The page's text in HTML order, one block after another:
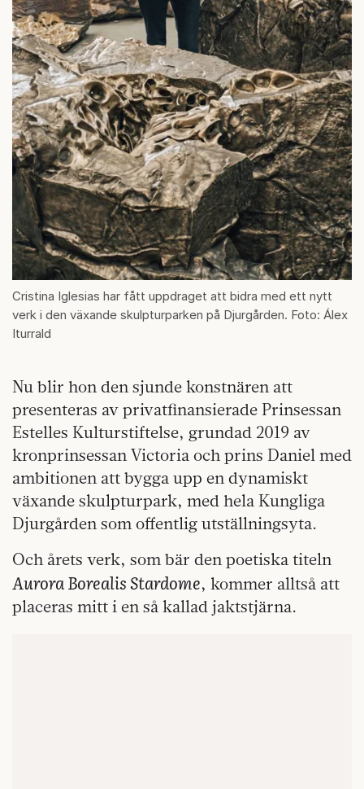
Cristina Iglesias har fått uppdraget att bidra med ett nytt
verk i den växande skulpturparken på Djurgården. Foto: Álex
Iturrald
Nu blir hon den sjunde konstnären att
presenteras av privatfinansierade Prinsessan
Estelles Kulturstiftelse, grundad 2019 av
kronprinsessan Victoria och prins Daniel med
ambitionen att bygga upp en dynamiskt
växande skulpturpark, med hela Kungliga
Djurgården som offentlig utställningsyta.
Och årets verk, som bär den poetiska titeln
Aurora Borealis Stardome, kommer alltså att
placeras mitt i en så kallad jaktstjärna.